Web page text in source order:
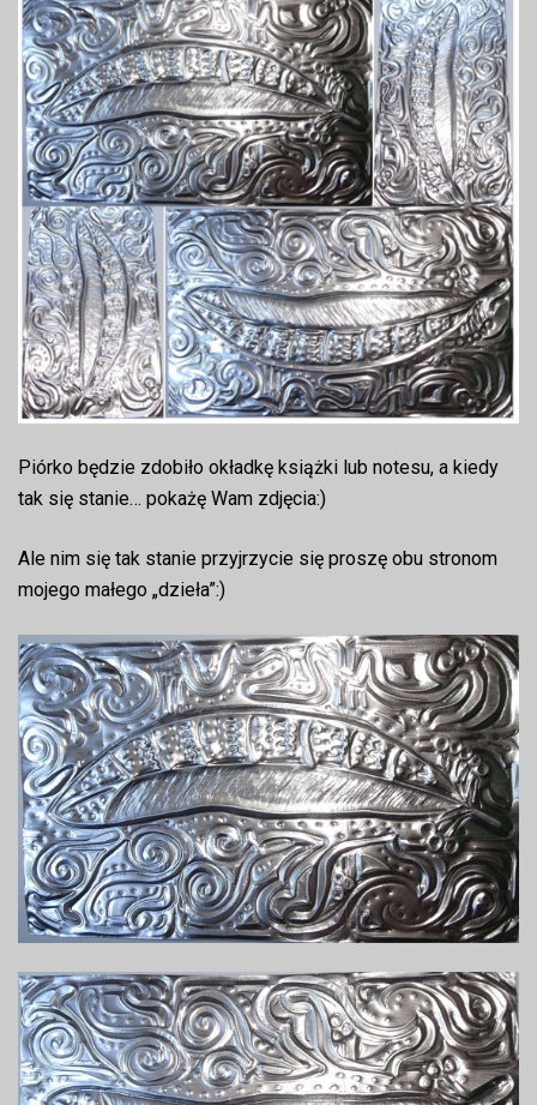
Piórko będzie zdobiło okładkę książki lub notesu, a kiedy
tak się stanie… pokażę Wam zdjęcia:)
Ale nim się tak stanie przyjrzycie się proszę obu stronom
mojego małego „dzieła”:)